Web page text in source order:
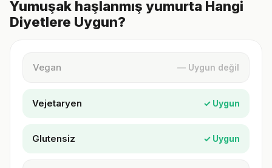
Yumuşak haşlanmış yumurta Hangi
Diyetlere Uygun?
Vegan — Uygun değil
Vejetaryen ✓ Uygun
Glutensiz ✓ Uygun